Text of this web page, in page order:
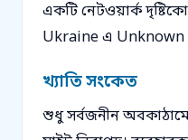
একটি নেটওয়ার্ক
Ukraine এ Unknown
খ্যাতি সংকেত
শুধু সর্বজনীন